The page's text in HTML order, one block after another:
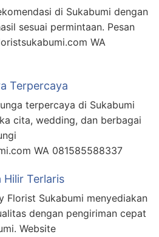
di Sukabumi dengan
sesuai permintaan. Pesan
WA
Terpercaya
terpercaya di Sukabumi
cita, wedding, dan berbagai
WA 081585588337
Hilir Terlaris
Florist Sukabumi menyediakan
dengan pengiriman cepat
Website